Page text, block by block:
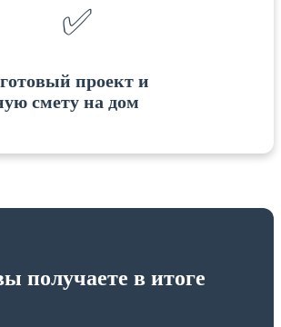
✅
проект и
смету на дом
получаете в итоге